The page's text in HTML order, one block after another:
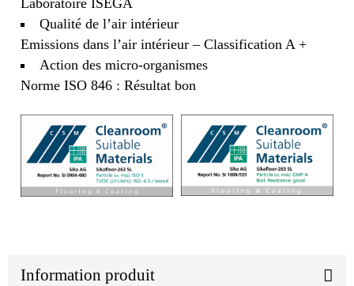
Laboratoire ISEGA
Qualité de l’air intérieur
Emissions dans l’air intérieur – Classification A +
Action des micro-organismes
Norme ISO 846 : Résultat bon
Information produit